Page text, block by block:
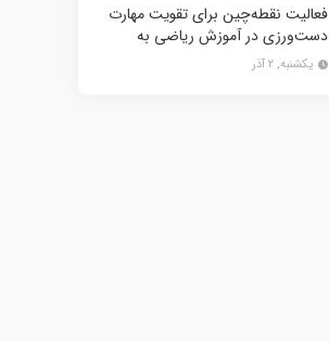
فعالیت نقطه‌چین برای تقویت مهارت
دست‌ورزی در آموزش ریاضی به
یکشنبه, ۲ آذر